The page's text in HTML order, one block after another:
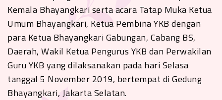
Kemala Bhayangkari serta acara Tatap Muka Ketua
Umum Bhayangkari, Ketua Pembina YKB dengan
para Ketua Bhayangkari Gabungan, Cabang BS,
Daerah, Wakil Ketua Pengurus YKB dan Perwakilan
Guru YKB yang dilaksanakan pada hari Selasa
tanggal 5 November 2019, bertempat di Gedung
Bhayangkari, Jakarta Selatan.